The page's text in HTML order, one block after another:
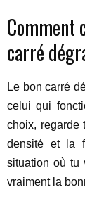
Comment
carré
Le bon carré
celui qui
choix, regarde
densité et la
situation où tu
vraiment la